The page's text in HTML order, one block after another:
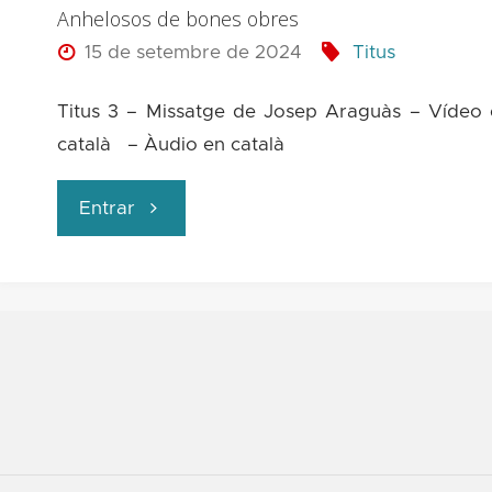
Anhelosos de bones obres
15 de setembre de 2024 Titus
Titus 3 – Missatge de Josep Araguàs – Vídeo
català – Àudio en català
Entrar "Anhelosos